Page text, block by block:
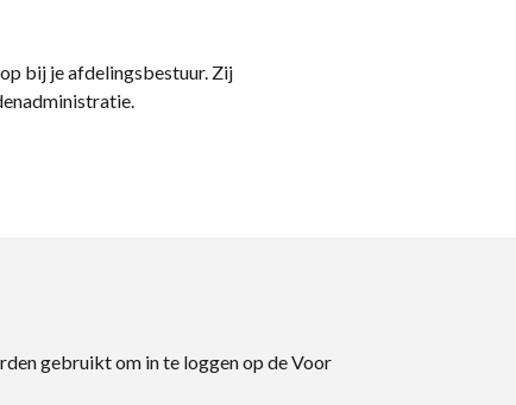
bij je afdelingsbestuur. Zij
gebruikt om in te loggen op de Voor